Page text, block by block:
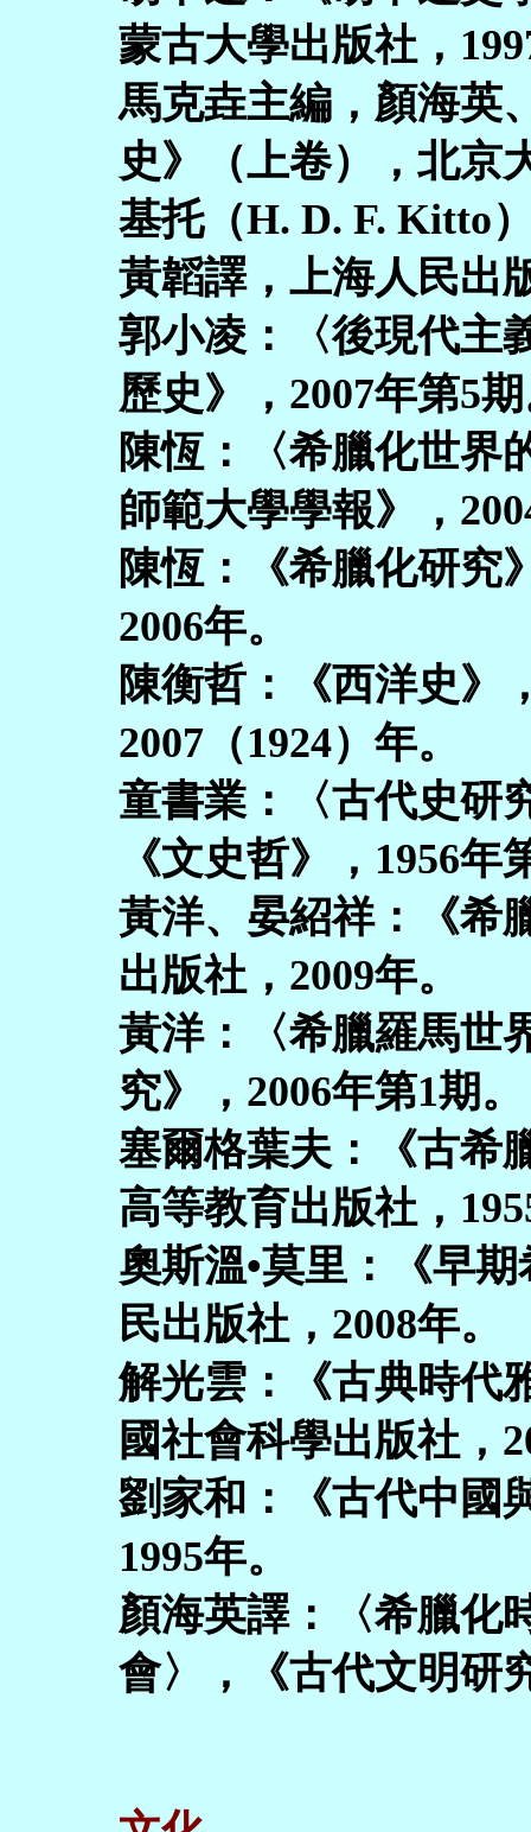
蒙古大學出版社，
馬克垚主編，顏海英
史》（上卷），北京
基托（H. D. F. Kitto
黃韜譯，上海人民出
郭小凌：〈後現代主
歷史》，2007年第5
陳恆：〈希臘化世界
師範大學學報》，
陳恆：《希臘化研究
2006年。
陳衡哲：《西洋史》
2007（1924）年。
童書業：〈古代史研
《文史哲》，1956年
黃洋、晏紹祥：《希
出版社，2009年。
黃洋：〈希臘羅馬世
究》，2006年第1期。
塞爾格葉夫：《古希
高等教育出版社，
奧斯溫•莫里：《早
民出版社，2008年。
解光雲：《古典時代
國社會科學出版社，
劉家和：《古代中國
1995年。
顏海英譯：〈希臘化
會〉，《古代文明研